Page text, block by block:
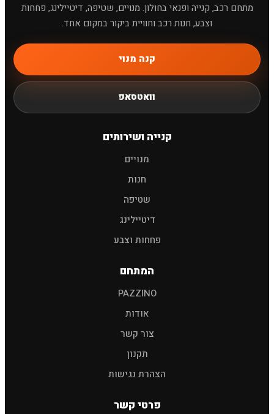
מחפשים מוצר לרכב? ×
מתחם רכב, קנייה ופנאי בחולון. מנויים, שטיפה, דיטיילינג, פחחות
וצבע, חנות רכב וחוויית ביקור במקום אחד.
קנה מנוי
וואטסאפ
קנייה ושירותים
מנויים
חנות
שטיפה
דיטיילינג
פחחות וצבע
המתחם
PAZZINO
אודות
צור קשר
תקנון
הצהרת נגישות
פרטי קשר